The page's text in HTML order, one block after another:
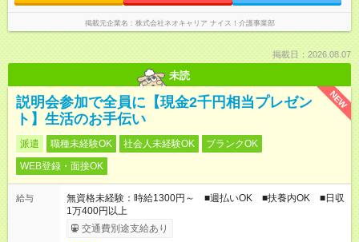
掲載元企業名 株式会社ネオキャリア ナイス！介護事業部
掲載日：2026.08.07
未読
NEW
説明会参加で全員に【現金2千円相当プレゼン
ト】生活のお手伝い
派遣 職種未経験OK 社会人未経験OK
ブランクOK
WEB登録・面接OK
給与
無資格未経験：時給1300円～ ■週払いOK ■扶養内OK ■日収
1万400円以上
交通費別途支給あり